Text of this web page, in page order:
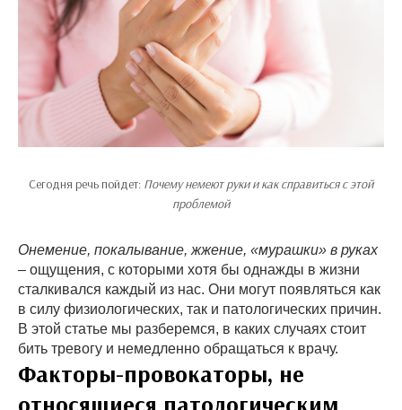
Сегодня речь пойдет: Почему немеют руки и как справиться с этой
проблемой
Онемение, покалывание, жжение, «мурашки» в руках
– ощущения, с которыми хотя бы однажды в жизни
сталкивался каждый из нас. Они могут появляться как
в силу физиологических, так и патологических причин.
В этой статье мы разберемся, в каких случаях стоит
бить тревогу и немедленно обращаться к врачу.
Факторы-провокаторы, не